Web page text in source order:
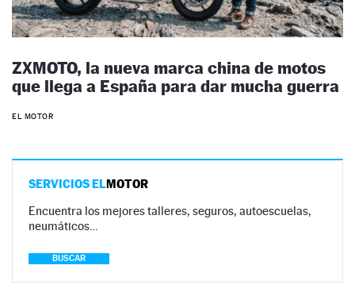
ZXMOTO, la nueva marca china de motos
que llega a España para dar mucha guerra
EL MOTOR
SERVICIOS ELMOTOR
Encuentra los mejores talleres, seguros, autoescuelas,
neumáticos…
BUSCAR